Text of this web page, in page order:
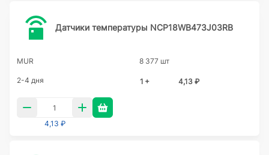
Датчики температуры NCP18WB473J03RB
MUR 8 377 шт
2-4 дня 1 + 4,13 ₽
4,13 ₽